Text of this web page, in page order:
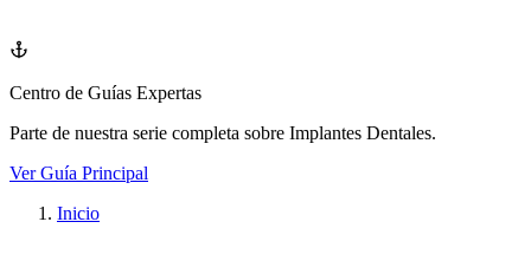
Centro de Guías Expertas
Parte de nuestra serie completa sobre Implantes Dentales.
Ver Guía Principal
Inicio